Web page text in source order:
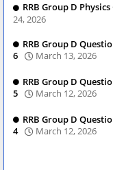
RRB Group D Physics
24, 2026
RRB Group D
6
March 13, 2026
RRB Group D
5
March 12, 2026
RRB Group D
4
March 12, 2026